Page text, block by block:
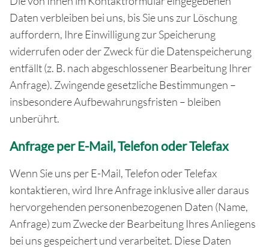
Daten verbleiben bei uns, bis Sie uns zur Löschung
auffordern, Ihre Einwilligung zur Speicherung
widerrufen oder der Zweck für die Datenspeicherung
entfällt (z. B. nach abgeschlossener Bearbeitung Ihrer
Anfrage). Zwingende gesetzliche Bestimmungen –
insbesondere Aufbewahrungsfristen – bleiben
unberührt.
Anfrage per E-Mail, Telefon oder Telefax
Wenn Sie uns per E-Mail, Telefon oder Telefax
kontaktieren, wird Ihre Anfrage inklusive aller daraus
hervorgehenden personenbezogenen Daten (Name,
Anfrage) zum Zwecke der Bearbeitung Ihres Anliegens
bei uns gespeichert und verarbeitet. Diese Daten